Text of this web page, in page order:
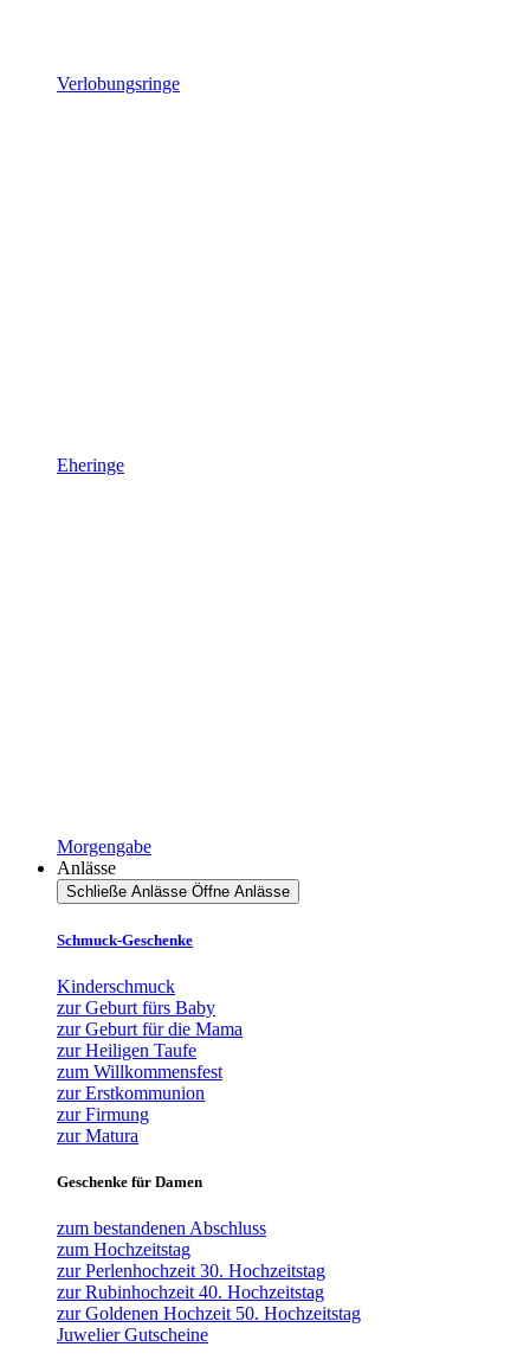
Verlobungsringe
Eheringe
Morgengabe
Anlässe
Schließe Anlässe Öffne Anlässe
Schmuck-Geschenke
Kinderschmuck
zur Geburt fürs Baby
zur Geburt für die Mama
zur Heiligen Taufe
zum Willkommensfest
zur Erstkommunion
zur Firmung
zur Matura
Geschenke für Damen
zum bestandenen Abschluss
zum Hochzeitstag
zur Perlenhochzeit 30. Hochzeitstag
zur Rubinhochzeit 40. Hochzeitstag
zur Goldenen Hochzeit 50. Hochzeitstag
Juwelier Gutscheine